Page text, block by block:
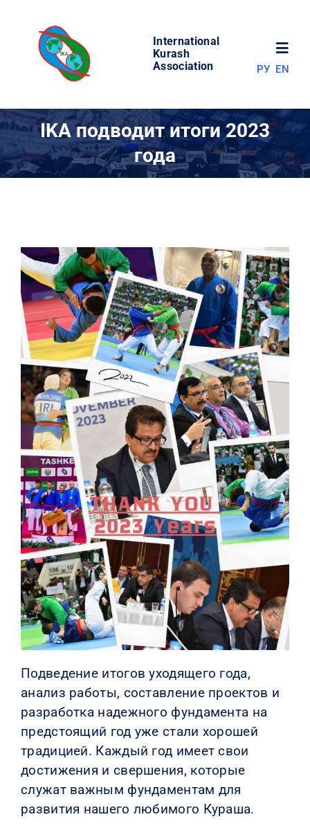
content
International
Kurash
Association
МИР КУРАША
РЕЗУЛЬТАТЫ
КОНТАКТЫ
РУ EN
IKA подводит итоги 2023
года
Подведение итогов уходящего года,
анализ работы, составление проектов и
разработка надежного фундамента на
предстоящий год уже стали хорошей
традицией. Каждый год имеет свои
достижения и свершения, которые
служат важным фундаментам для
развития нашего любимого Кураша.